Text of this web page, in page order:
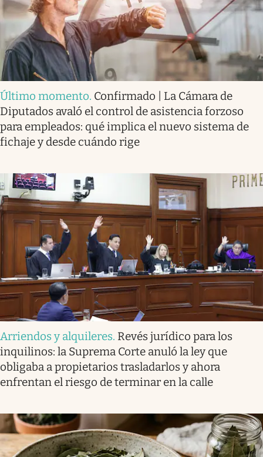
Último momento. Confirmado | La Cámara de
Diputados avaló el control de asistencia forzoso
para empleados: qué implica el nuevo sistema de
fichaje y desde cuándo rige
Arriendos y alquileres. Revés jurídico para los
inquilinos: la Suprema Corte anuló la ley que
obligaba a propietarios trasladarlos y ahora
enfrentan el riesgo de terminar en la calle